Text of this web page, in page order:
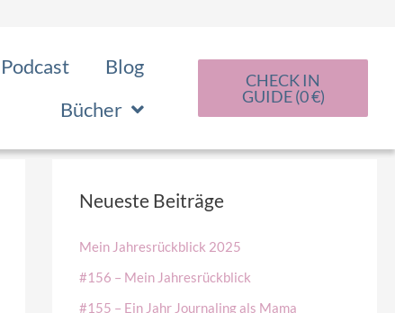
Podcast
Blog
Bücher
CHECK IN
GUIDE (0 €)
Neueste Beiträge
Mein Jahresrückblick 2025
#156 – Mein Jahresrückblick
#155 – Ein Jahr Journaling als Mama